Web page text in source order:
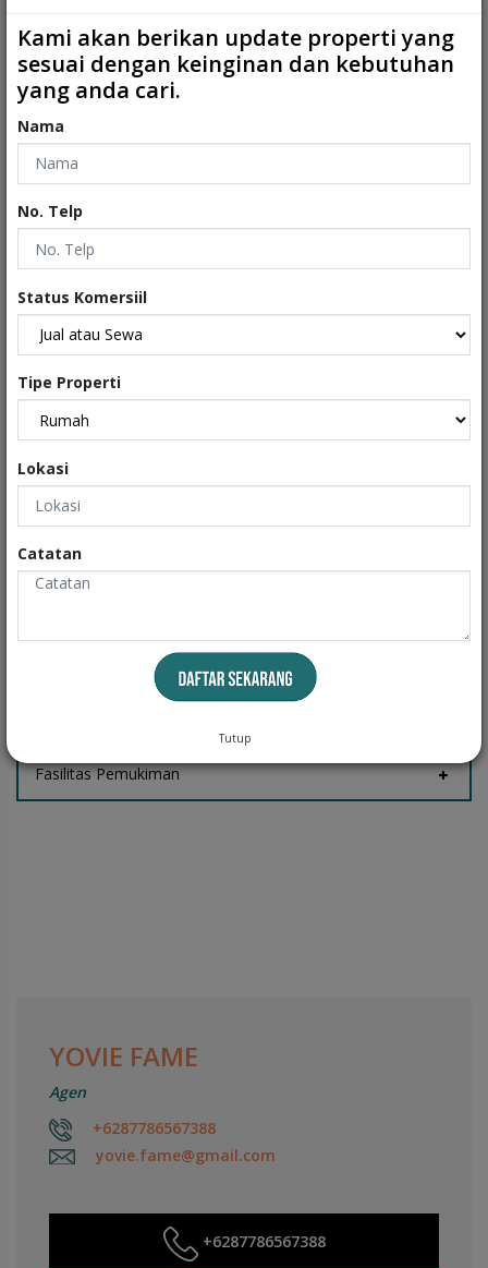
Ukuran Tanah 97 m2
Ukuran Bangunan :
Garasi : 0
Carport : 1
Tipe : Rumah
Kondisi Properti
Interiors
Exteriors
Informasi
Tempat Jemur
Fasilitas Pemukiman
YOVIE FAME
Agen
+6287786567388
yovie.fame@gmail.com
+6287786567388
Kami akan berikan update properti yang
sesuai dengan keinginan dan kebutuhan
yang anda cari.
Nama
No. Telp
Status Komersiil
Tipe Properti
Lokasi
Catatan
Tutup